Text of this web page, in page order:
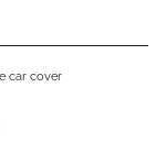
car cover